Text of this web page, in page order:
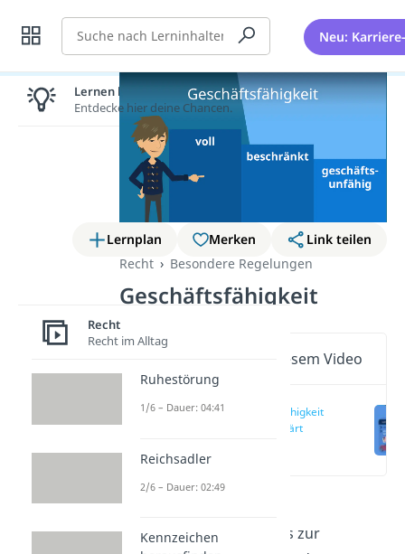
Suche Neu:
Lernplan Merken
Link teilen
Recht
Besondere Regelungen
Geschäftsfähigkeit
Wichtige Inhalte in diesem Video
Geschäftsfähigkeit
einfach erklärt
Was versteht man unter
Geschäftsfähigkeit?
Alles zur
Lernen lohnt sich!
Entdecke hier deine Chancen.
Recht
Recht im Alltag
Ruhestörung
1/6 – Dauer: 04:41
Reichsadler
2/6 – Dauer: 02:49
Kennzeichen